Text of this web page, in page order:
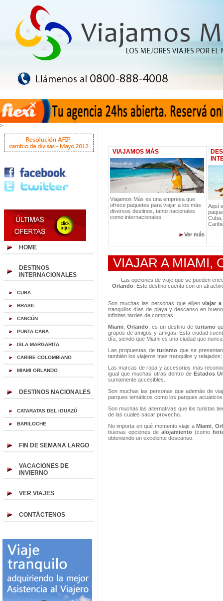
>
HOME
DESTINOS
INTERNACIONALES
CUBA
BRASIL
CANCÚN
PUNTA CANA
ISLA MARGARITA
CARIBE COLOMBIANO
MIAMI ORLANDO
DESTINOS NACIONALES
CATARATAS DEL IGUAZÚ
BARILOCHE
FIN DE SEMANA LARGO
VACACIONES DE
INVIERNO
VER VIAJES
CONTÁCTENOS
VIAJAMOS MÁS
Viajamos Más es una empresa que
ofrece paquetes para viajar a los más
diversos destinos, tanto nacionales
como internacionales.
Ver más
Aquí
VIAJAR A MIAMI,
Las opciones de viaje que se pueden
Orlando . Este destino cuenta con un
Son muchas las personas que elijenviajar a
tranquilos días de playa y descanso en
infinitas tardes de compras.
Miami Orlando , es un destino de turismo
grupos de amigos y amigas. Esta ciudad
día, siendo que Miami es una ciudad que
Las propuestas deturismo que se
también los viajeros mas tranquilos y
Las marcas de ropa y accesorios mas
igual que muchas otras dentro deEstados
sumamente accesibles.
Son muchas las personas que además de
parques temáticos como los parques
Son muchas las alternativas que los turistas
de las cuales sacar provecho.
No importa en qué momento viaje aMiami
buenas opciones de alojamiento(como
obteniendo un excelente descanso.